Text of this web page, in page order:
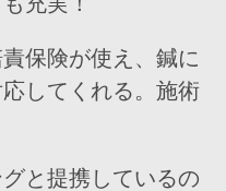
保険が使え、鍼に
してくれる。施術
と提携しているの